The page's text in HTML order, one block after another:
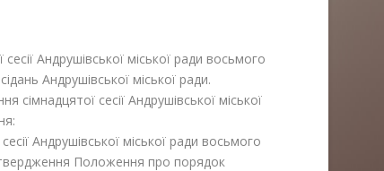
Андрушівської міської ради восьмого
Андрушівської міської ради.
сесії Андрушівської міської
Андрушівської міської ради восьмого
Положення про порядок